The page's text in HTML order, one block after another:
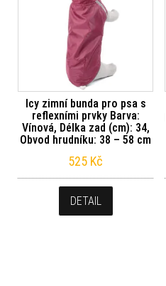
Icy zimní bunda pro psa s
reflexními prvky Barva:
Vínová, Délka zad (cm): 34,
Obvod hrudníku: 38 – 58 cm
525 Kč
DETAIL